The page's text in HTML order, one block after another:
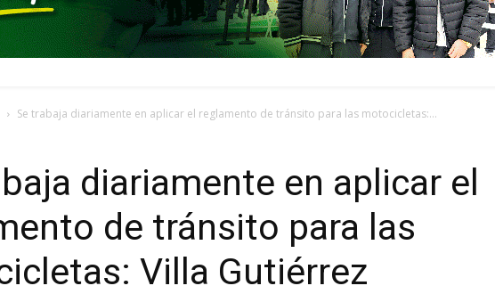
Se trabaja diariamente en aplicar el reglamento de tránsito para las motocicletas:...
diariamente en aplicar el
de tránsito para las
Villa Gutiérrez